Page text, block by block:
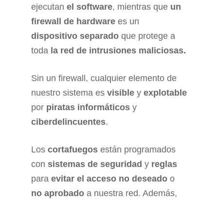
ejecutan el software, mientras que un
firewall de hardware es un
dispositivo separado que protege a
toda la red de intrusiones maliciosas.
Sin un firewall, cualquier elemento de
nuestro sistema es visible y explotable
por piratas informáticos y
ciberdelincuentes.
Los cortafuegos están programados
con sistemas de seguridad y reglas
para evitar el acceso no deseado o
no aprobado a nuestra red. Además,